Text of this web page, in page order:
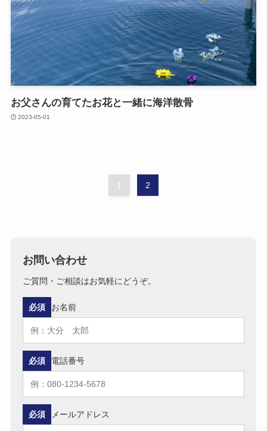
お父さんの​育てた​お花と​一緒に​海洋散骨
2023-05-01
1 2
お問い合わせ
ご質問・ご相談はお気軽にどうぞ。
お名前
必須
電話番号
必須
メールアドレス
必須